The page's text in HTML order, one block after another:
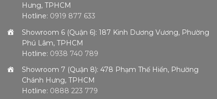
Hưng, TPHCM
Hotline: 0919 877 633
Showroom 6 (Quận 6): 187 Kinh Dương Vương, Phường
Phú Lâm, TPHCM
Hotline: 0938 740 789
Showroom 7 (Quận 8): 478 Phạm Thế Hiển, Phường
Chánh Hưng, TPHCM
Hotline: 0888 223 779